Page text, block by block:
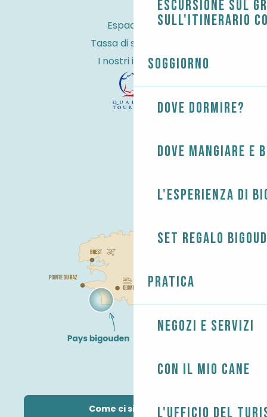
Escursione sul
sull'itinerario
Soggiorno
Dove dormire?
Dove mangiare e
L'esperienza di
Set regalo
Pratica
Negozi e servizi
Con il mio cane
L'Ufficio del
Espace Pro
Tassa di soggiorno
I nostri impegni
Come ci si arriva?